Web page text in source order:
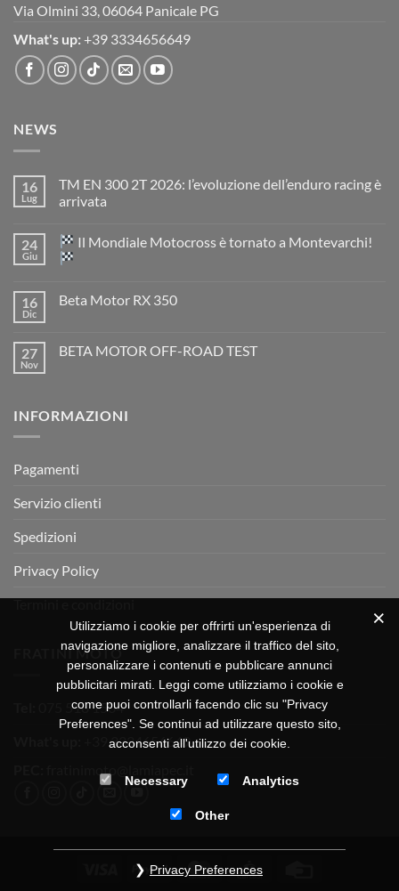
Via Olmini 33, 06064 Panicale PG
What's up: +39 3334656649
NEWS
16
Lug
TM EN 300 2T 2026: l’evoluzione dell’enduro racing è
arrivata
su
TM
EN
2026:
è
arrivata
24
Giu
Il Mondiale Motocross è tornato a Montevarchi!
su
Motocross
è
16
Dic
Beta Motor RX 350
Beta
27
Nov
BETA MOTOR OFF-ROAD TEST
MOTOR
INFORMAZIONI
Pagamenti
Servizio clienti
Spedizioni
Privacy Policy
Termini e condizioni
FRATINI MOTO
075 518 1504
+39 3334656649
Visa PayPal MasterCard
Utilizziamo i cookie per offrirti un'esperienza di
navigazione migliore, analizzare il traffico del sito,
personalizzare i contenuti e pubblicare annunci
pubblicitari mirati. Leggi come utilizziamo i cookie e
come puoi controllarli facendo clic su "Privacy
Preferences". Se continui ad utilizzare questo sito,
acconsenti all'utilizzo dei cookie.
Necessary Analytics
Other
Privacy Preferences